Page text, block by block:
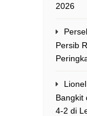
2026
Persib
Bangkit
4-2 di